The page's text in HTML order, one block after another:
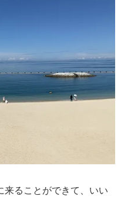
来ることができて、いい